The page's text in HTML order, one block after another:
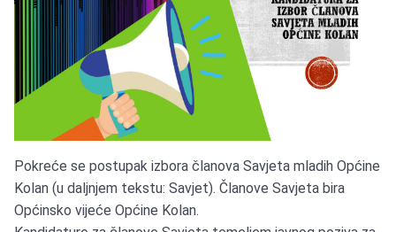
Pokreće se postupak izbora članova Savjeta mladih Općine
Kolan (u daljnjem tekstu: Savjet). Članove Savjeta bira
Općinsko vijeće Općine Kolan.